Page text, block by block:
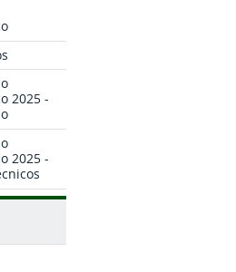
2025 -
2025 -